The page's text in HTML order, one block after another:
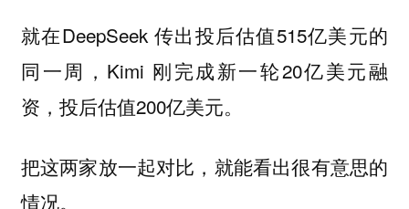
就在DeepSeek 传出投后估值515亿美元的
同一周，Kimi 刚完成新一轮20亿美元融
资，投后估值200亿美元。
把这两家放一起对比，就能看出很有意思的
情况。